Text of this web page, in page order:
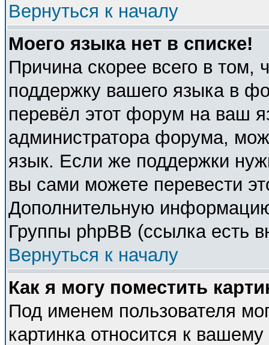
Вернуться к началу
Моего языка нет в списке!
Причина скорее всего в том,
поддержку вашего языка в
перевёл этот форум на ваш
администратора форума,
язык. Если же поддержки
вы сами можете перевести
Дополнительную
Группы phpBB (ссылка есть
Вернуться к началу
Как я могу поместить
Под именем пользователя
картинка относится к